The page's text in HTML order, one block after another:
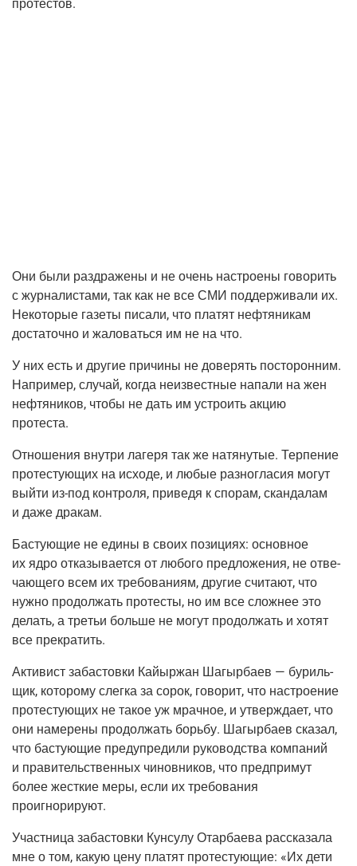
протестов.
Они были раз­дра­же­ны и не очень настро­е­ны гово­рить
с жур­на­ли­ста­ми, так как не все СМИ под­дер­жи­ва­ли их.
Неко­то­рые газе­ты писа­ли, что пла­тят неф­тя­ни­кам
доста­точ­но и жало­вать­ся им не на что.
У них есть и дру­гие при­чи­ны не дове­рять посто­рон­ним.
Напри­мер, слу­чай, когда неиз­вест­ные напа­ли на жен
неф­тя­ни­ков, что­бы не дать им устро­ить акцию
протеста.
Отно­ше­ния внут­ри лаге­ря так же натя­ну­тые. Тер­пе­ние
про­те­сту­ю­щих на исхо­де, и любые раз­но­гла­сия могут
вый­ти из-под кон­тро­ля, при­ве­дя к спо­рам, скан­да­лам
и даже дракам.
Басту­ю­щие не еди­ны в сво­их пози­ци­ях: основ­ное
их ядро отка­зы­ва­ет­ся от любо­го пред­ло­же­ния, не отве­
ча­ю­ще­го всем их тре­бо­ва­ни­ям, дру­гие счи­та­ют, что
нуж­но про­дол­жать про­те­сты, но им все слож­нее это
делать, а тре­тьи боль­ше не могут про­дол­жать и хотят
все прекратить.
Акти­вист заба­стов­ки Кай­ы­р­жан Шагыр­ба­ев — буриль­
щик, кото­ро­му слег­ка за сорок, гово­рит, что настро­е­ние
про­те­сту­ю­щих не такое уж мрач­ное, и утвер­жда­ет, что
они наме­ре­ны про­дол­жать борь­бу. Шагыр­ба­ев ска­зал,
что басту­ю­щие пре­ду­пре­ди­ли руко­вод­ства ком­па­ний
и пра­ви­тель­ствен­ных чинов­ни­ков, что пред­при­мут
более жест­кие меры, если их тре­бо­ва­ния
проигнорируют.
Участ­ни­ца заба­стов­ки Кун­су­лу Отар­ба­е­ва рас­ска­за­ла
мне о том, какую цену пла­тят про­те­сту­ю­щие: «Их дети